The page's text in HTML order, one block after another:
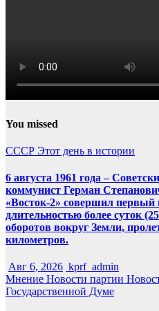
You missed
СССР Этот день в истории
6 августа 1961 года –
коммунист Герман
«Восток-2» совершил первый
длительностью более суток
оборотов вокруг Земли,
километров.
Авг 6, 2026 kprf_admin
Мнение Новости партии
Государственной Думе